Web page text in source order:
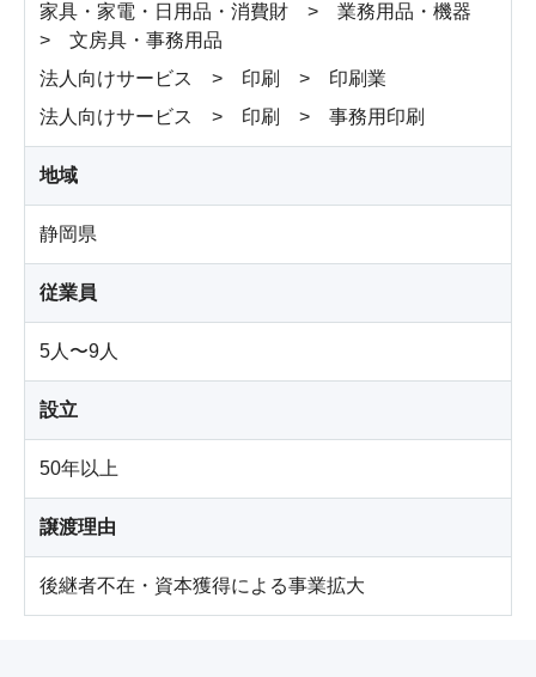
家具・家電・日用品・消費財 > 業務用品・機器
> 文房具・事務用品
法人向けサービス > 印刷 > 印刷業
法人向けサービス > 印刷 > 事務用印刷
地域
静岡県
従業員
5人〜9人
設立
50年以上
譲渡理由
後継者不在・資本獲得による事業拡大